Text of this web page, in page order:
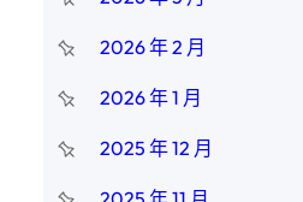
2026 年 2 月
2026 年 1 月
2025 年 12 月